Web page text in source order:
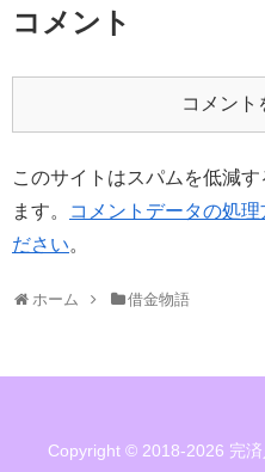
コメント
コメント
このサイトはスパムを低減
ます。
コメントデータの処
ださい。
ホーム 借金物語
Copyright © 2018-2026 完